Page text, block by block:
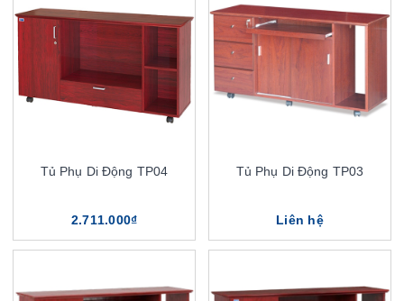
Tủ Phụ Di Động TP04
2.711.000₫
Tủ Phụ Di Động TP03
Liên hệ